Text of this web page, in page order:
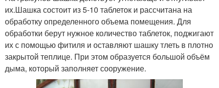
их.Шашка состоит из 5-10 таблеток и рассчитана на
обработку определенного объема помещения. Для
обработки берут нужное количество таблеток, поджигают
их с помощью фитиля и оставляют шашку тлеть в плотно
закрытой теплице. При этом образуется большой объём
дыма, который заполняет сооружение.